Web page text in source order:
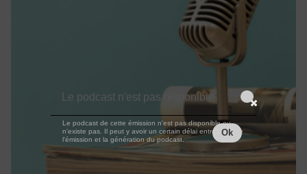
Le podcast n'est pas disponible
Le podcast de cette émission n'est pas disponible ou
n'existe pas. Il peut y avoir un certain délai entre la fin de
l'émission et la génération du podcast.
Ok